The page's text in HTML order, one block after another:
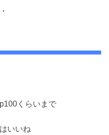
くらいまで
いいね